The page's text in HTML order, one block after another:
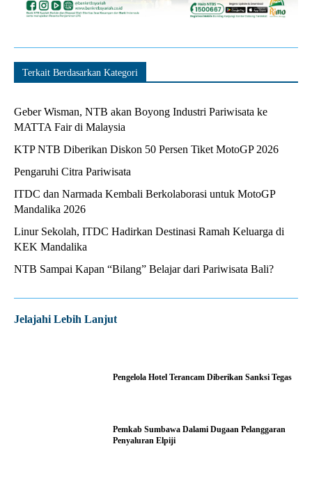
Terkait Berdasarkan Kategori
Geber Wisman, NTB akan Boyong Industri Pariwisata ke
MATTA Fair di Malaysia
KTP NTB Diberikan Diskon 50 Persen Tiket MotoGP 2026
Pengaruhi Citra Pariwisata
ITDC dan Narmada Kembali Berkolaborasi untuk MotoGP
Mandalika 2026
Linur Sekolah, ITDC Hadirkan Destinasi Ramah Keluarga di
KEK Mandalika
NTB Sampai Kapan “Bilang” Belajar dari Pariwisata Bali?
Jelajahi Lebih Lanjut
Pengelola Hotel Terancam Diberikan Sanksi Tegas
Pemkab Sumbawa Dalami Dugaan Pelanggaran
Penyaluran Elpiji